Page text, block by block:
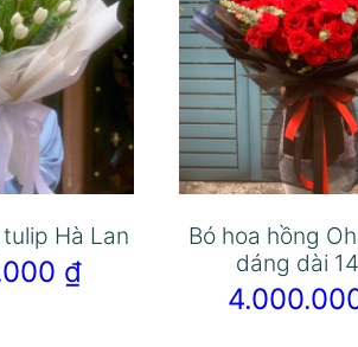
Hà Lan
₫
Bó hoa hồng
dáng dài